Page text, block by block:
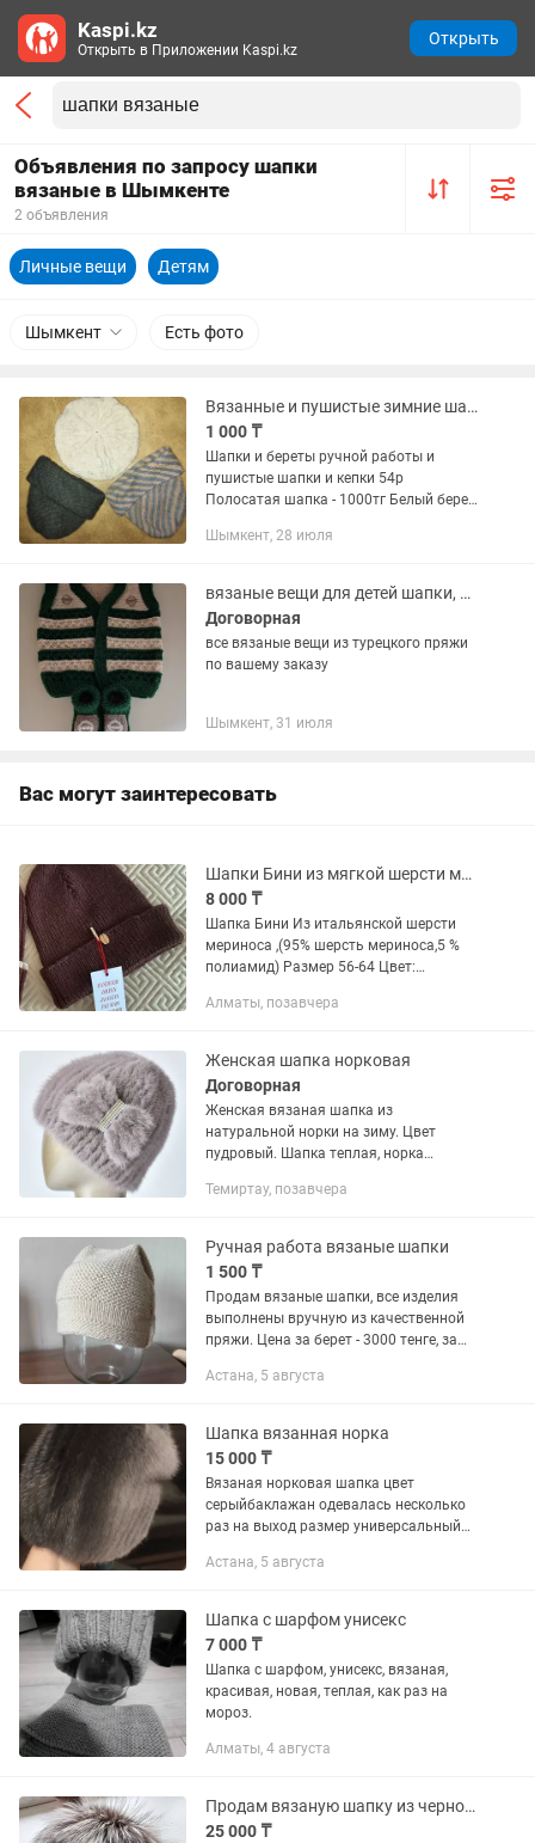
Объявления по запросу шапки
вязаные в Шымкенте
2 объявления
Личные вещи Детям
Шымкент Есть фото
Вязанные и пушистые зимние шапки и кепки в хорошем состоянии, женские
1 000 ₸
Шапки и береты ручной работы и
пушистые шапки и кепки 54р
Полосатая шапка - 1000тг Белый берет
Пушистая кепка (шерсть) - 2000тг
Шымкент, 28 июля
вязаные вещи для детей шапки, свитеры, кофты, кардиганы, следки, пинетки
Договорная
все вязаные вещи из турецкого пряжи
по вашему заказу
Шымкент, 31 июля
Вас могут заинтересовать
Шапки Бини из мягкой шерсти мериноса
8 000 ₸
Шапка Бини Из итальянской шерсти
мериноса ,(95% шерсть мериноса,5 %
полиамид) Размер 56-64 Цвет:
с фиксированным отворотом Без шва
Алматы, позавчера
Женская шапка норковая
Договорная
Женская вязаная шапка из
натуральной норки на зиму. Цвет
пудровый. Шапка теплая, норка
Темиртау, позавчера
Ручная работа вязаные шапки
1 500 ₸
Продам вязаные шапки, все изделия
выполнены вручную из качественной
пряжи. Цена за берет - 3000 тенге, за
Астана, 5 августа
Шапка вязанная норка
15 000 ₸
Вязаная норковая шапка цвет
серыйбаклажан одевалась несколько
раз на выход размер универсальный
000
Астана, 5 августа
Шапка с шарфом унисекс
7 000 ₸
Шапка с шарфом, унисекс, вязаная,
красивая, новая, теплая, как раз на
мороз.
Алматы, 4 августа
Продам вязаную шапку из чернобурки
25 000 ₸
Kaspi.kz
Открыть в Приложении Kaspi.kz
Открыть